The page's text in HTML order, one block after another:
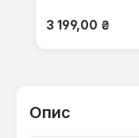
Звичайна ціна:
3 199,00 ₴
Опис